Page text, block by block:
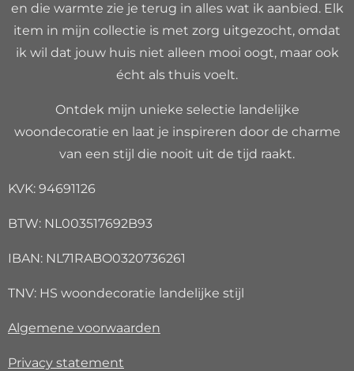
en die warmte zie je terug in alles wat ik aanbied. Elk
item in mijn collectie is met zorg uitgezocht, omdat
ik wil dat jouw huis niet alleen mooi oogt, maar ook
écht als thuis voelt.
Ontdek mijn unieke selectie landelijke
woondecoratie en laat je inspireren door de charme
van een stijl die nooit uit de tijd raakt.
KVK: 94691126
BTW: NL003517692B93
IBAN: NL71RABO0320736261
TNV: HS woondecoratie landelijke stijl
Algemene voorwaarden
Privacy statement